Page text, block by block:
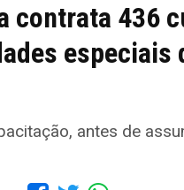
contrata 436
especiais
antes de